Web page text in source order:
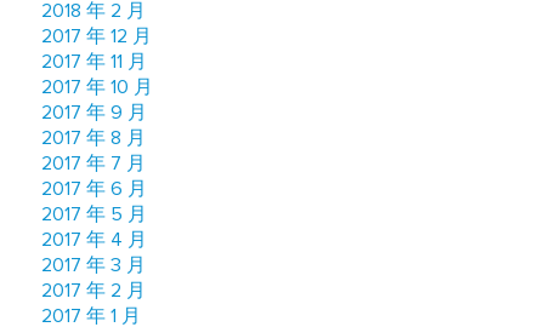
2018 年 2 月
2017 年 12 月
2017 年 11 月
2017 年 10 月
2017 年 9 月
2017 年 8 月
2017 年 7 月
2017 年 6 月
2017 年 5 月
2017 年 4 月
2017 年 3 月
2017 年 2 月
2017 年 1 月